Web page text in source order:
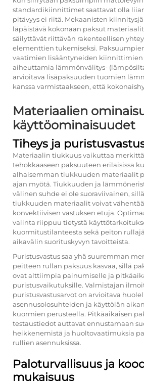
standardikiinnittimet saattavat olla
pitävyys ei riitä. Mekaanisten
läpäistävä kokonaan paksut
säilyttävät riittävän rakenteellisen
elementtien tukemiseksi.
vaatimien lisääntyneiden kiinnittimien
aiheuttamia lämmönvälitys-
arvioitava lisäpaksuuden tuomien
kanssa varmistaakseen, että
Materiaalien
käyttöominaisuudet
Tiheys ja
Materiaalin tiukkuus vaikuttaa
tehokkaaseen paksuuteen erilaisissa
alhaisemman tiukkuuden materiaalit
ajan myötä. Tiukkuuden ja
välinen suhde ei ole suoraviivainen,
tiukkuuden materiaalit voivat
konvektiivisen vastuksen etuja.
valinta riippuu tietystä
kuormitustilanteesta sekä peiton
aikavälin suorituskyvyn tavoitteista.
Puristusvastus saa yhä suuremman
peitteen rullan paksuus kasvaa, sillä
ovat alttiimpia painumiselle ja
puristusvaikutuksille. Valmistajan
puristusvastusarvot on arvioitava
asennusolosuhteiden ja käyttöiän
kuormien perusteella. Pitkäaikaisen
testaustiedot auttavat ennustamaan
heikkenemistä ja huoltovaatimuksia
rullien asennuksissa.
Paloturvallisuus ja
mukaisuus